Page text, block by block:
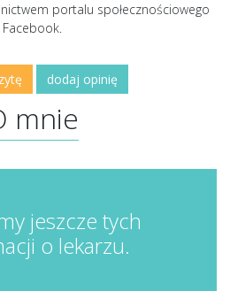
portalu społecznościowego
Facebook.
dodaj opinię
mnie
jeszcze tych
o lekarzu.